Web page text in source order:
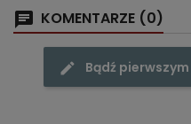
KOMENTARZE (0)
Bądź